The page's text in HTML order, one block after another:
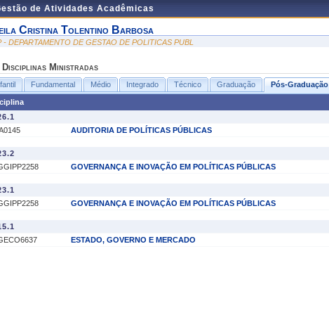
de Atividades Acadêmicas
Cristina Tolentino Barbosa
- DEPARTAMENTO DE GESTAO DE POLITICAS PUBL
Disciplinas Ministradas
Fundamental Médio Integrado Técnico Graduação Pós-Graduação
AUDITORIA DE POLÍTICAS PÚBLICAS
GOVERNANÇA E INOVAÇÃO EM POLÍTICAS PÚBLICAS
GOVERNANÇA E INOVAÇÃO EM POLÍTICAS PÚBLICAS
ESTADO, GOVERNO E MERCADO